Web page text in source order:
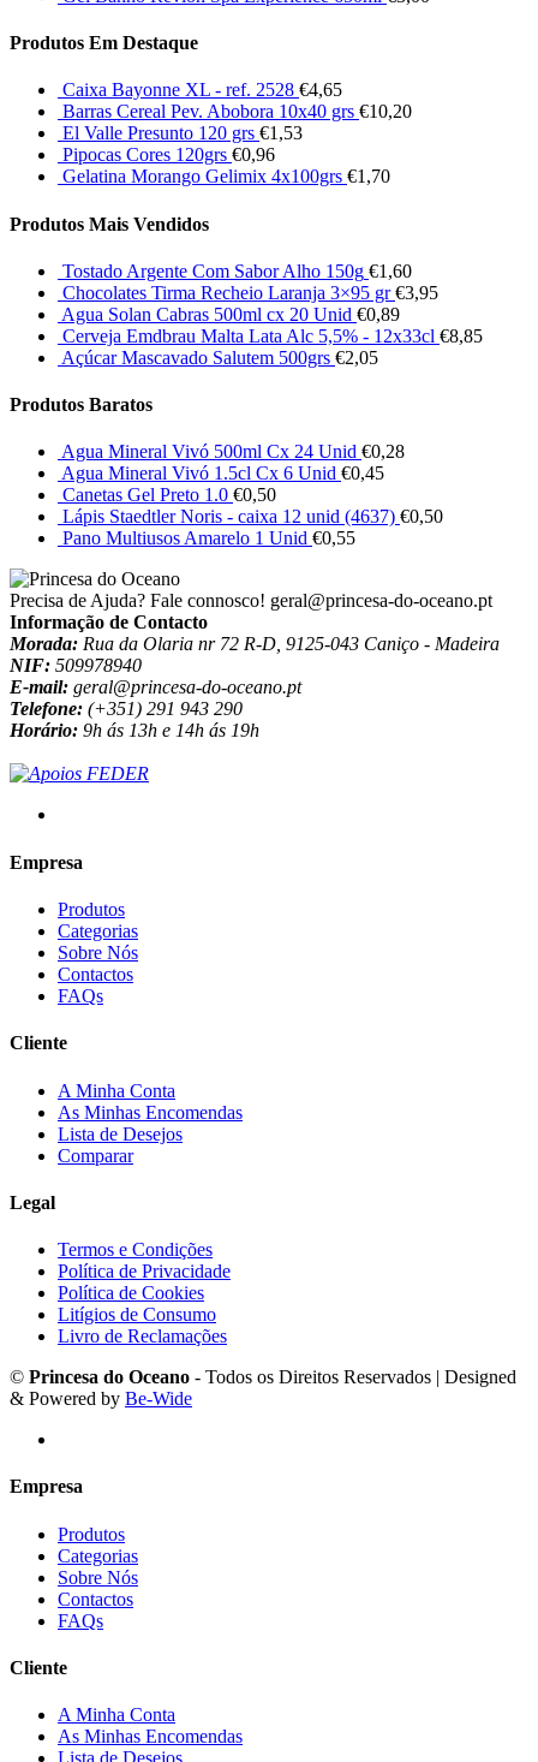
Produtos Em Destaque
Caixa Bayonne XL - ref. 2528 €4,65
Barras Cereal Pev. Abobora 10x40 grs €10,20
El Valle Presunto 120 grs €1,53
Pipocas Cores 120grs €0,96
Gelatina Morango Gelimix 4x100grs €1,70
Produtos Mais Vendidos
Tostado Argente Com Sabor Alho 150g €1,60
Chocolates Tirma Recheio Laranja 3×95 gr €3,95
Agua Solan Cabras 500ml cx 20 Unid €0,89
Cerveja Emdbrau Malta Lata Alc 5,5% - 12x33cl €8,85
Açúcar Mascavado Salutem 500grs €2,05
Produtos Baratos
Agua Mineral Vivó 500ml Cx 24 Unid €0,28
Agua Mineral Vivó 1.5cl Cx 6 Unid €0,45
Canetas Gel Preto 1.0 €0,50
Lápis Staedtler Noris - caixa 12 unid (4637) €0,50
Pano Multiusos Amarelo 1 Unid €0,55
Precisa de Ajuda? Fale connosco! geral@princesa-do-oceano.pt
Informação de Contacto
Morada: Rua da Olaria nr 72 R-D, 9125-043 Caniço - Madeira
NIF: 509978940
E-mail: geral@princesa-do-oceano.pt
Telefone: (+351) 291 943 290
Horário: 9h ás 13h e 14h ás 19h
Empresa
Produtos
Categorias
Sobre Nós
Contactos
FAQs
Cliente
A Minha Conta
As Minhas Encomendas
Lista de Desejos
Comparar
Legal
Termos e Condições
Política de Privacidade
Política de Cookies
Litígios de Consumo
Livro de Reclamações
© Princesa do Oceano - Todos os Direitos Reservados | Designed
& Powered by Be-Wide
Empresa
Produtos
Categorias
Sobre Nós
Contactos
FAQs
Cliente
A Minha Conta
As Minhas Encomendas